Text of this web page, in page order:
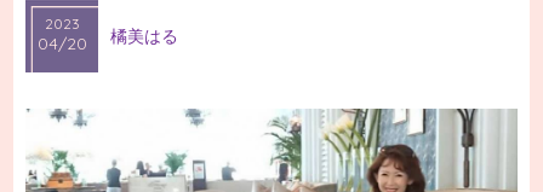
2023
04/20 橘美はる